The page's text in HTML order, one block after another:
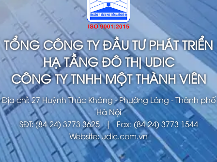
TỔNG CÔNG TY ĐẦU TƯ PHÁT TRIỂN
HẠ TẦNG ĐÔ THỊ UDIC
CÔNG TY TNHH MỘT THÀNH VIÊN
Địa chỉ: 27 Huỳnh Thúc Kháng - Phường Láng - Thành phố
Hà Nội
SĐT: (84-24) 3773 3625 | Fax: (84-24) 3773 1544
Website: udic.com.vn